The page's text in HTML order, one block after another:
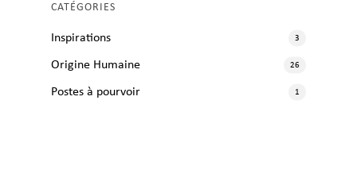
CATÉGORIES
Inspirations 3
Origine Humaine 26
Postes à pourvoir 1